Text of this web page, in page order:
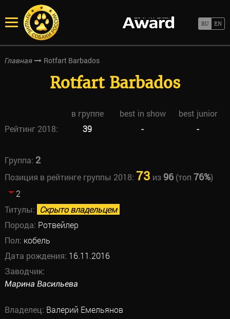
Главная Rotfart Barbados
Rotfart Barbados
в группе best in show
best junior
Рейтинг 2018:
39 - -
Группа: 2
Позиция в рейтинге группы 2018: 73 из96(топ 76%)
2
Титулы: Скрыто владельцем
Порода: Ротвейлер
Пол: кобель
Дата рождения: 16.11.2016
Заводчик:
Марина Васильева
Владелец: Валерий Емельянов